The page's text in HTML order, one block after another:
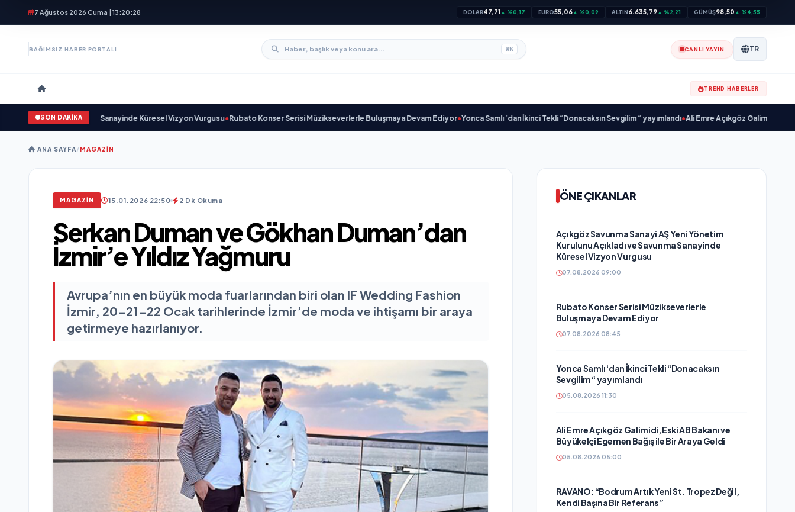
7 Ağustos 2026 Cuma | 13:20:29 DOLAR47,71▲ %0,17 EURO55,06▲ %0,09 ALTIN6.635,79▲ %2,21 GÜMÜŞ98,50 ▲ %4,55
BAĞIMSIZ HABER PORTALI ⌘K CANLI YAYIN TR
TREND HABERLER
SON DAKİKA
ve Savunma Sanayinde Küresel Vizyon Vurgusu•Rubato Konser Serisi Müzikseverlerle Buluşmaya Devam Ediyor•Yonca Samlı ‘dan İkinci Tekli “Donacaksın Sevgilim “ yayımlandı•Ali Emre Açıkgöz Galimidi, Eski AB
ANA SAYFA/MAGAZIN
MAGAZIN 15.01.2026 22:50 2 Dk Okuma
Serkan Duman ve Gökhan Duman’dan
İzmir’e Yıldız Yağmuru
Avrupa’nın en büyük moda fuarlarından biri olan IF Wedding Fashion
İzmir, 20–21–22 Ocak tarihlerinde İzmir’de moda ve ihtişamı bir araya
getirmeye hazırlanıyor.
ÖNE ÇIKANLAR
Açıkgöz Savunma Sanayi AŞ Yeni Yönetim
Kurulunu Açıkladı ve Savunma Sanayinde
Küresel Vizyon Vurgusu
07.08.2026 09:00
Rubato Konser Serisi Müzikseverlerle
Buluşmaya Devam Ediyor
07.08.2026 08:45
Yonca Samlı ‘dan İkinci Tekli “Donacaksın
Sevgilim “ yayımlandı
05.08.2026 11:30
Ali Emre Açıkgöz Galimidi, Eski AB Bakanı ve
Büyükelçi Egemen Bağış ile Bir Araya Geldi
05.08.2026 05:00
RAVANO: “Bodrum Artık Yeni St. Tropez Değil,
Kendi Başına Bir Referans”